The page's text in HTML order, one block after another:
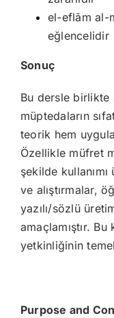
el-eflām al-
eğlencelidir
Sonuç
Bu dersle birlikte
müptedaların
teorik hem
Özellikle müfret
şekilde
ve alıştırmalar,
yazılı/sözlü
amaçlamıştır.
yetkinliğinin
Purpose and